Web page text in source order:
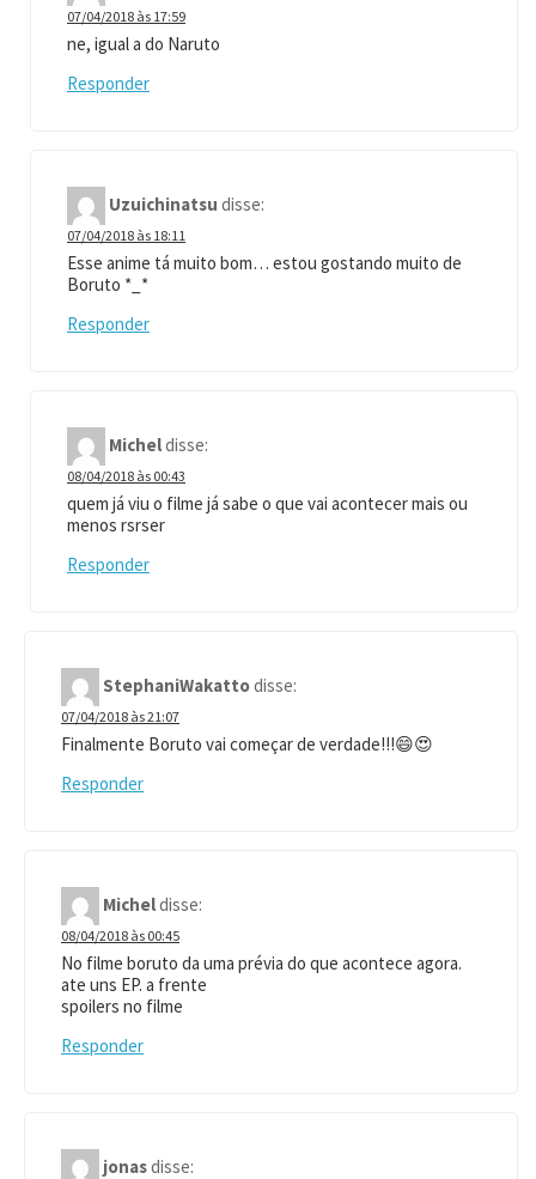
07/04/2018 às 17:59
ne, igual a do Naruto
Responder
Uzuichinatsu disse:
07/04/2018 às 18:11
Esse anime tá muito bom… estou gostando muito de
Boruto *_*
Responder
Micheldisse:
08/04/2018 às 00:43
quem já viu o filme já sabe o que vai acontecer mais ou
menos rsrser
Responder
StephaniWakattodisse:
07/04/2018 às 21:07
Finalmente Boruto vai começar de verdade!!!😄😍
Responder
Micheldisse:
08/04/2018 às 00:45
No filme boruto da uma prévia do que acontece agora.
ate uns EP. a frente
spoilers no filme
Responder
jonasdisse: